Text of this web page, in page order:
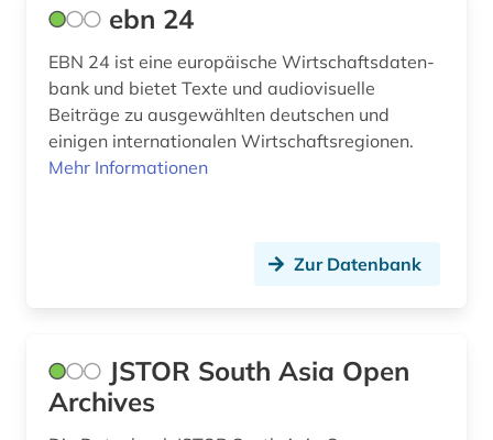
ebn 24
EBN 24 ist eine europäische Wirt­­­­schafts­­daten­­
bank und bietet Texte und audiovisuelle
Beiträge zu ausgewählten deutschen und
einigen internationalen Wirtschaftsregionen.
Mehr Informationen
Zur Datenbank
JSTOR South Asia Open
Archives